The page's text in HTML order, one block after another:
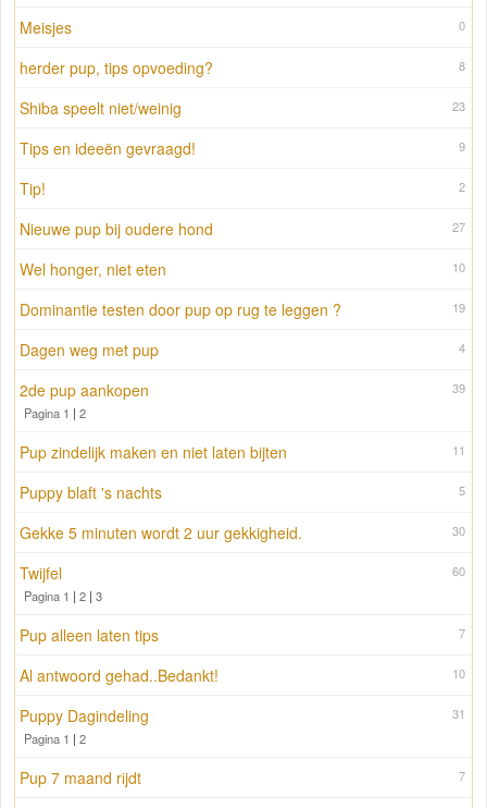
0
Meisjes
8
herder pup, tips opvoeding?
23
Shiba speelt niet/weinig
9
Tips en ideeën gevraagd!
2
Tip!
27
Nieuwe pup bij oudere hond
10
Wel honger, niet eten
19
Dominantie testen door pup op rug te leggen ?
4
Dagen weg met pup
39
2de pup aankopen
Pagina 1 | 2
11
Pup zindelijk maken en niet laten bijten
5
Puppy blaft 's nachts
30
Gekke 5 minuten wordt 2 uur gekkigheid.
60
Twijfel
Pagina 1 | 2 | 3
7
Pup alleen laten tips
10
Al antwoord gehad..Bedankt!
31
Puppy Dagindeling
Pagina 1 | 2
7
Pup 7 maand rijdt